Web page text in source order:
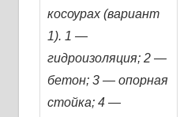
косоурах (вариант
1). 1 —
гидроизоляция; 2 —
бетон; 3 — опорная
стойка; 4 —